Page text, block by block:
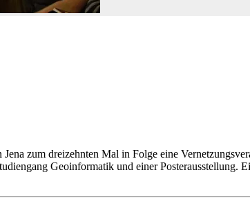
zum dreizehnten Mal in Folge eine
Geoinformatik und einer Posterausstellung.